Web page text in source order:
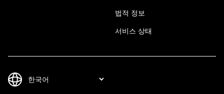
법적 정보
서비스 상태